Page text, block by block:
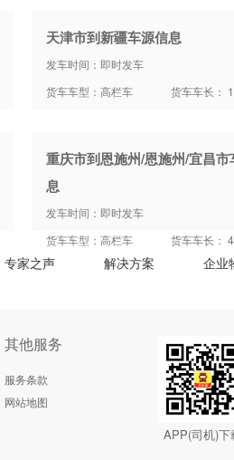
天津市到新疆车源信息
发车时间：即时发车
货车车型：高栏车
货车车长：
重庆市到恩施州/恩施州/宜昌市
息
发车时间：即时发车
货车车型：高栏车
货车车长：
专家之声 解决方案 企业
其他服务
服务条款
网站地图
APP(司机)下